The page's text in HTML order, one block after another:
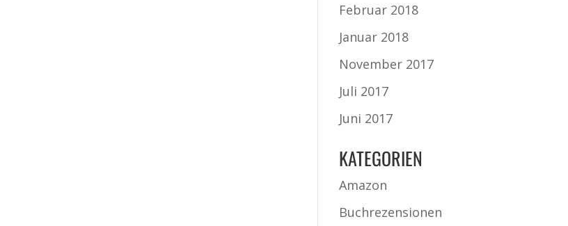
Februar 2018
Januar 2018
November 2017
Juli 2017
Juni 2017
KATEGORIEN
Amazon
Buchrezensionen